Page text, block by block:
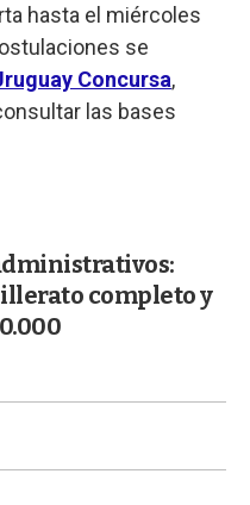
hasta el miércoles
se
Concursa,
las bases
completo y